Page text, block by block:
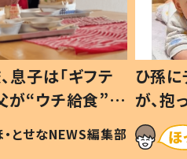
息子は「ギフテ
が“ウチ給食”を
とは #令和の親
・とせなNEWS編集部
ひ孫
が、
「涙が
い」